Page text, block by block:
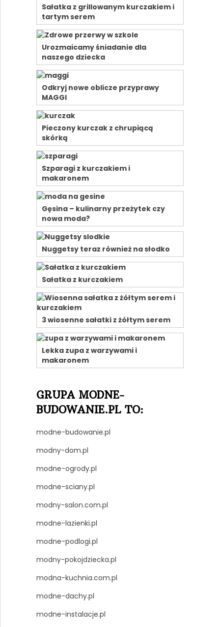
Sałatka z grillowanym kurczakiem i
tartym serem
Urozmaicamy śniadanie dla
naszego dziecka
Odkryj nowe oblicze przyprawy
MAGGI
Pieczony kurczak z chrupiącą
skórką
Szparagi z kurczakiem i
makaronem
Gęsina – kulinarny przeżytek czy
nowa moda?
Nuggetsy teraz również na słodko
Sałatka z kurczakiem
3 wiosenne sałatki z żółtym serem
Lekka zupa z warzywami i
makaronem
GRUPA MODNE-
BUDOWANIE.PL TO:
modne-budowanie.pl
modny-dom.pl
modne-ogrody.pl
modne-sciany.pl
modny-salon.com.pl
modne-lazienki.pl
modne-podlogi.pl
modny-pokojdziecka.pl
modna-kuchnia.com.pl
modne-dachy.pl
modne-instalacje.pl